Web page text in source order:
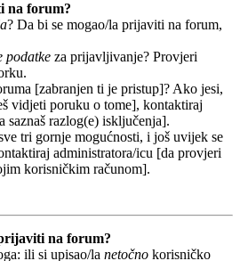
na forum?
? Da bi se mogao/la prijaviti na forum,
podatke za prijavljivanje? Provjeri
[zabranjen ti je pristup]? Ako jesi,
vidjeti poruku o tome], kontaktiraj
saznaš razlog(e) isključenja].
tri gornje mogućnosti, i još uvijek se
administratora/icu [da provjeri
korisničkim računom].
na forum?
ili si upisao/la netočno korisničko